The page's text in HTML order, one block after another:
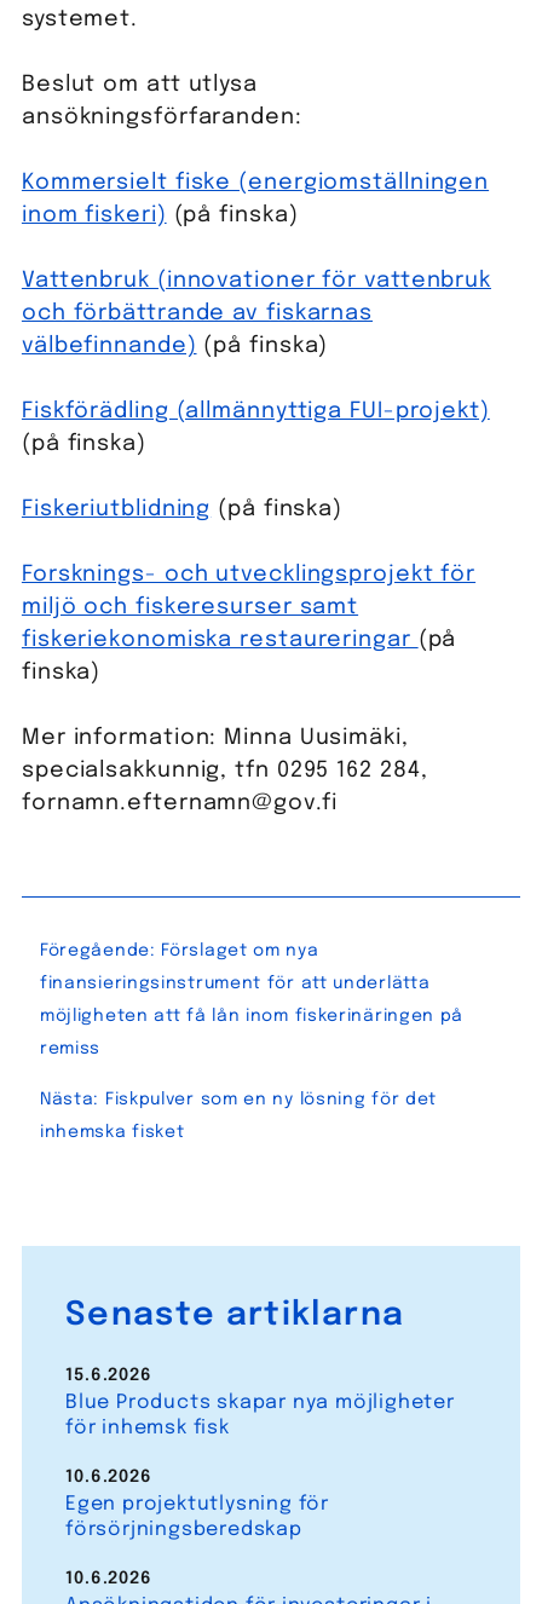
systemet.
Beslut om att utlysa
ansökningsförfaranden:
Kommersielt fiske (energiomställningen
inom fiskeri) (på finska)
Vattenbruk (innovationer för vattenbruk
och förbättrande av fiskarnas
välbefinnande) (på finska)
Fiskförädling (allmännyttiga FUI-projekt)
(på finska)
Fiskeriutblidning (på finska)
Forsknings- och utvecklingsprojekt för
miljö och fiskeresurser samt
fiskeriekonomiska restaureringar (på
finska)
Mer information: Minna Uusimäki,
specialsakkunnig, tfn 0295 162 284,
fornamn.efternamn@gov.fi
Inläggsnavigering
Föregående: Förslaget om nya
finansieringsinstrument för att underlätta
möjligheten att få lån inom fiskerinäringen på
remiss
Nästa:
Fiskpulver som en ny lösning för det
inhemska fisket
Senaste artiklarna
Blue Products skapar nya möjligheter
för inhemsk fisk
15.6.2026
Egen projektutlysning för
försörjningsberedskap
10.6.2026
10.6.2026